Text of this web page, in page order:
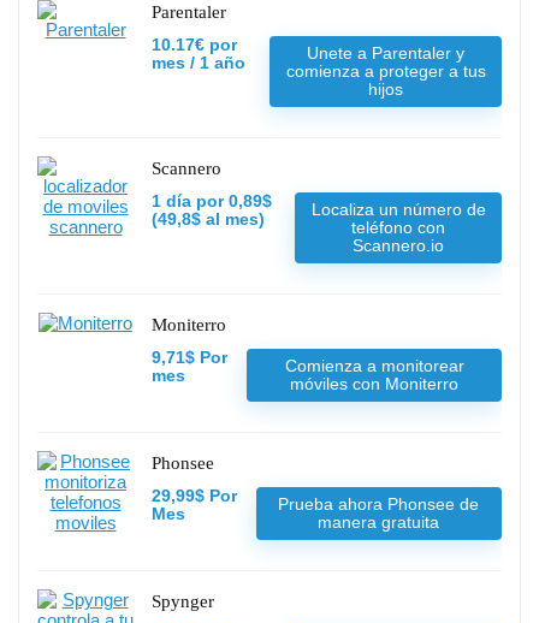
Parentaler
10.17€ por
mes / 1 año
Unete a Parentaler y
comienza a proteger a tus
hijos
Scannero
1 día por 0,89$
(49,8$ al mes)
Localiza un número de
teléfono con
Scannero.io
Moniterro
9,71$ Por
mes
Comienza a monitorear
móviles con Moniterro
Phonsee
29,99$ Por
Mes
Prueba ahora Phonsee de
manera gratuita
Spynger